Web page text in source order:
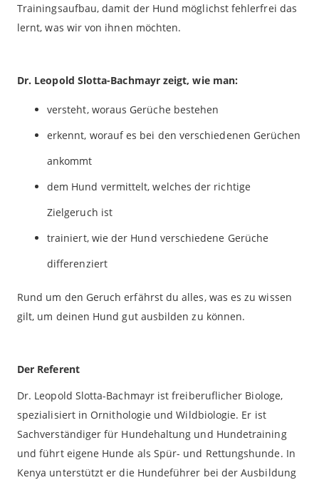
Trainingsaufbau, damit der Hund möglichst fehlerfrei das
lernt, was wir von ihnen möchten.
Dr. Leopold Slotta-Bachmayr zeigt, wie man:
versteht, woraus Gerüche bestehen
erkennt, worauf es bei den verschiedenen Gerüchen
ankommt
dem Hund vermittelt, welches der richtige
Zielgeruch ist
trainiert, wie der Hund verschiedene Gerüche
differenziert
Rund um den Geruch erfährst du alles, was es zu wissen
gilt, um deinen Hund gut ausbilden zu können.
Der Referent
Dr. Leopold Slotta-Bachmayr ist freiberuflicher Biologe,
spezialisiert in Ornithologie und Wildbiologie. Er ist
Sachverständiger für Hundehaltung und Hundetraining
und führt eigene Hunde als Spür- und Rettungshunde. In
Kenya unterstützt er die Hundeführer bei der Ausbildung